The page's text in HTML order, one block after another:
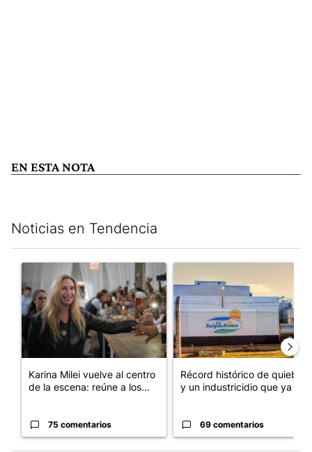
EN ESTA NOTA
Noticias en Tendencia
Un artículo de tendencia con el título "Karina Milei vuelve al
Karina Milei vuelve al centro
de la escena: reúne a los...
75 comentarios
Récord histórico de quiebras
y un industricidio que ya ...
69 comentarios